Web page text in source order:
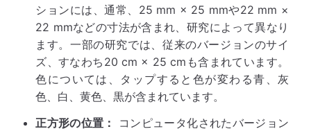
ションには、通常、25 mm × 25 mmや22 mm ×
22 mmなどの寸法が含まれ、研究によって異なり
ます。一部の研究では、従来のバージョンのサイ
ズ、すなわち20 cm × 25 cmも含まれています。
色については、タップすると色が変わる青、灰
色、白、黄色、黒が含まれています。
正方形の位置：
コンピュータ化されたバージョン